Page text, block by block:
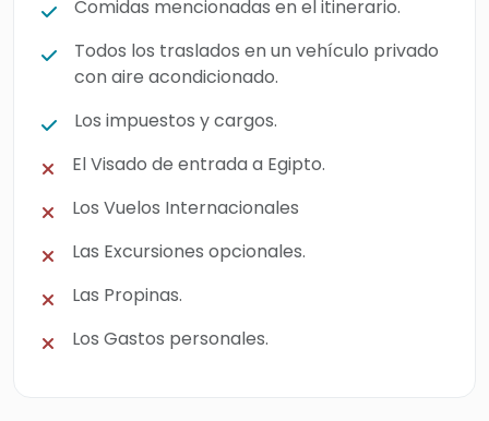
Comidas mencionadas en el itinerario.
Todos los traslados en un vehículo privado
con aire acondicionado.
Los impuestos y cargos.
El Visado de entrada a Egipto.
Los Vuelos Internacionales
Las Excursiones opcionales.
Las Propinas.
Los Gastos personales.